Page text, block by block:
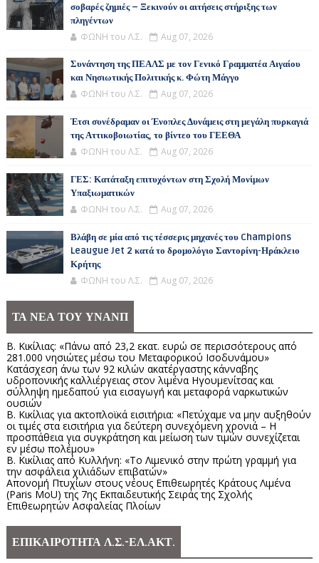
σοβαρές ζημιές – Ξεκινούν οι αιτήσεις στήριξης των
πληγέντων
ΦΩΝΗ του Λ.Σ. Aug 07, 2026
Συνάντηση της ΠΕΑΛΣ με τον Γενικό Γραμματέα Αιγαίου
και Νησιωτικής Πολιτικής κ. Φώτη Μάγγο
ΦΩΝΗ του Λ.Σ. Aug 07, 2026
Έτσι συνέδραμαν οι Ένοπλες Δυνάμεις στη μεγάλη πυρκαγιά
της Αττικοβοιωτίας, το βίντεο του ΓΕΕΘΑ
ΦΩΝΗ του Λ.Σ. Aug 07, 2026
ΓΕΣ: Κατάταξη επιτυχόντων στη Σχολή Μονίμων
Υπαξιωματικών
ΦΩΝΗ του Λ.Σ. Aug 07, 2026
Βλάβη σε μία από τις τέσσερις μηχανές του Champions
Leaugue Jet 2 κατά το δρομολόγιο Σαντορίνη-Ηράκλειο
Κρήτης
ΦΩΝΗ του Λ.Σ. Aug 07, 2026
ΤΑ ΝΕΑ ΤΟΥ ΥΝΑΝΠ
Β. Κικίλιας: «Πάνω από 23,2 εκατ. ευρώ σε περισσότερους από
281.000 νησιώτες μέσω του Μεταφορικού Ισοδυνάμου»
Κατάσχεση άνω των 92 κιλών ακατέργαστης κάνναβης
υδροπονικής καλλιέργειας στον λιμένα Ηγουμενίτσας και
σύλληψη ημεδαπού για εισαγωγή και μεταφορά ναρκωτικών
ουσιών
Β. Κικίλιας για ακτοπλοϊκά εισιτήρια: «Πετύχαμε να μην αυξηθούν
οι τιμές στα εισιτήρια για δεύτερη συνεχόμενη χρονιά – Η
προσπάθεια για συγκράτηση και μείωση των τιμών συνεχίζεται
εν μέσω πολέμου»
Β. Κικίλιας από Κυλλήνη: «Το Λιμενικό στην πρώτη γραμμή για
την ασφάλεια χιλιάδων επιβατών»
Απονομή Πτυχίων στους νέους Επιθεωρητές Κράτους Λιμένα
(Paris MoU) της 7ης Εκπαιδευτικής Σειράς της Σχολής
Επιθεωρητών Ασφαλείας Πλοίων
ΕΠΙΚΑΙΡΟΤΗΤΑ Λ.Σ.-ΕΛ.ΑΚΤ.